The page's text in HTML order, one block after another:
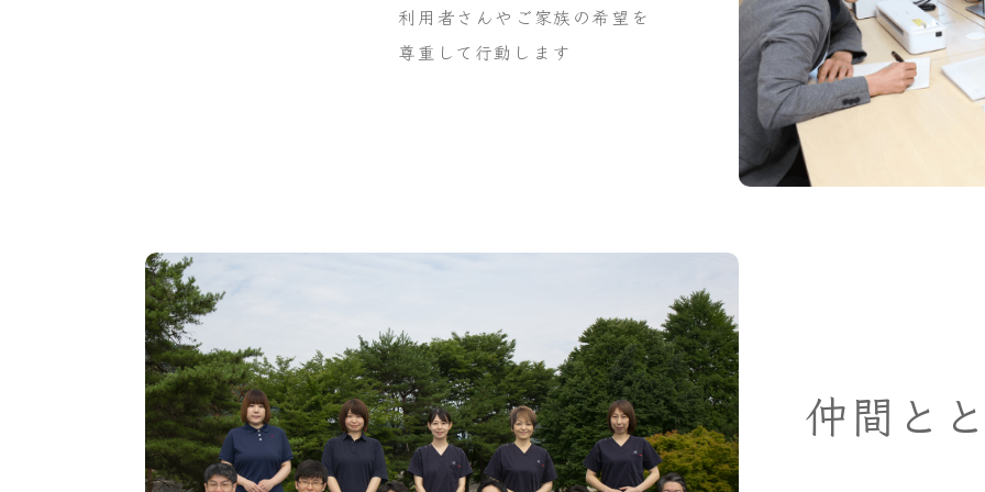
利用者さんやご家族の希望を
尊重して行動します
仲間と